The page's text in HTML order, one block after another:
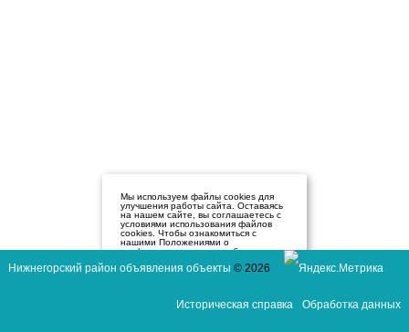
Мы используем файлы cookies для
улучшения работы сайта. Оставаясь
на нашем сайте, вы соглашаетесь с
условиями использования файлов
cookies. Чтобы ознакомиться с
нашими Положениями о
конфиденциальности и об
нажмите здесь.
Нижнегорский район объявления объекты © 2026
Историческая справка Обработка данных